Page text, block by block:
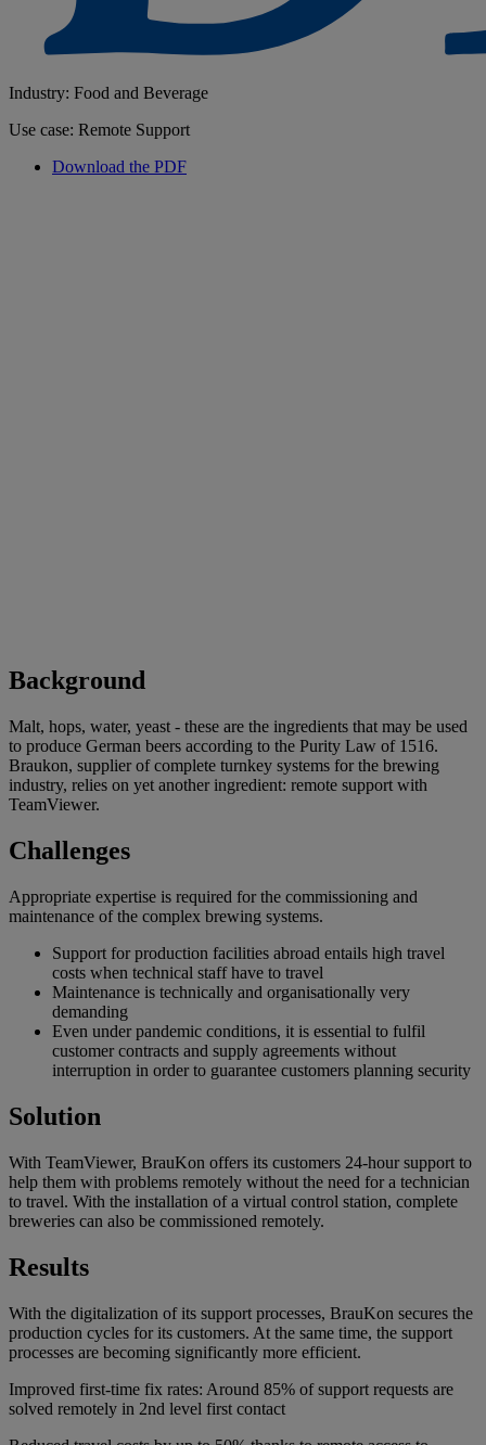
Industry: Food and Beverage
Use case: Remote Support
Download the PDF
Background
Malt, hops, water, yeast - these are the ingredients that may be used
to produce German beers according to the Purity Law of 1516.
Braukon, supplier of complete turnkey systems for the brewing
industry, relies on yet another ingredient: remote support with
TeamViewer.
Challenges
Appropriate expertise is required for the commissioning and
maintenance of the complex brewing systems.
Support for production facilities abroad entails high travel
costs when technical staff have to travel
Maintenance is technically and organisationally very
demanding
Even under pandemic conditions, it is essential to fulfil
customer contracts and supply agreements without
interruption in order to guarantee customers planning security
Solution
With TeamViewer, BrauKon offers its customers 24-hour support to
help them with problems remotely without the need for a technician
to travel. With the installation of a virtual control station, complete
breweries can also be commissioned remotely.
Results
With the digitalization of its support processes, BrauKon secures the
production cycles for its customers. At the same time, the support
processes are becoming significantly more efficient.
Improved first-time fix rates: Around 85% of support requests are
solved remotely in 2nd level first contact